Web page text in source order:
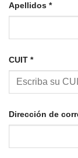
Apellidos *
CUIT *
Dirección de